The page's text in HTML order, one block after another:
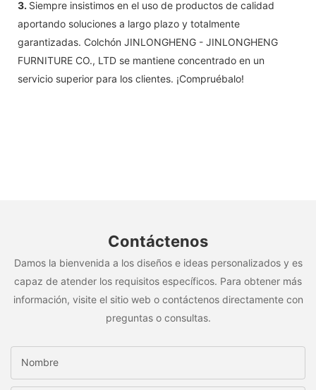
3. Siempre insistimos en el uso de productos de calidad
aportando soluciones a largo plazo y totalmente
garantizadas. Colchón JINLONGHENG - JINLONGHENG
FURNITURE CO., LTD se mantiene concentrado en un
servicio superior para los clientes. ¡Compruébalo!
Contáctenos
Damos la bienvenida a los diseños e ideas personalizados y es
capaz de atender los requisitos específicos. Para obtener más
información, visite el sitio web o contáctenos directamente con
preguntas o consultas.
Nombre